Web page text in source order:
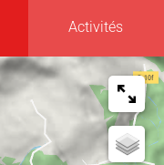
Activités